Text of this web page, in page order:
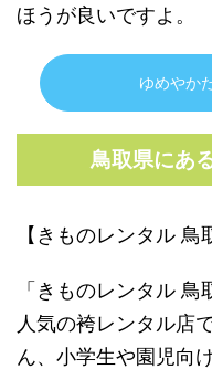
ほうが良いですよ。
ゆめやか
鳥取県にあ
【きものレンタル 鳥
「きものレンタル
人気の袴レンタル店
ん、小学生や園児向